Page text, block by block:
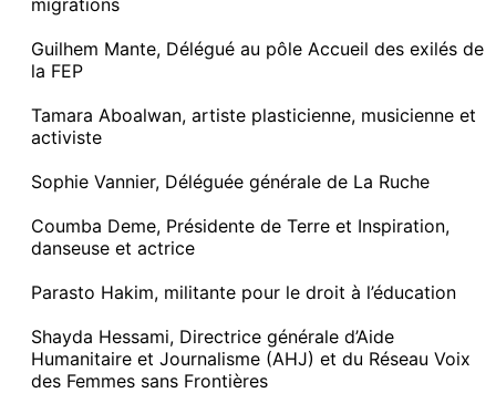
Guilhem Mante, Délégué au pôle Accueil des exilés de
la FEP
Tamara Aboalwan, artiste plasticienne, musicienne et
activiste
Sophie Vannier, Déléguée générale de La Ruche
Coumba Deme, Présidente de Terre et Inspiration,
danseuse et actrice
Parasto Hakim, militante pour le droit à l’éducation
Shayda Hessami, Directrice générale d’Aide
Humanitaire et Journalisme (AHJ) et du Réseau Voix
des Femmes sans Frontières